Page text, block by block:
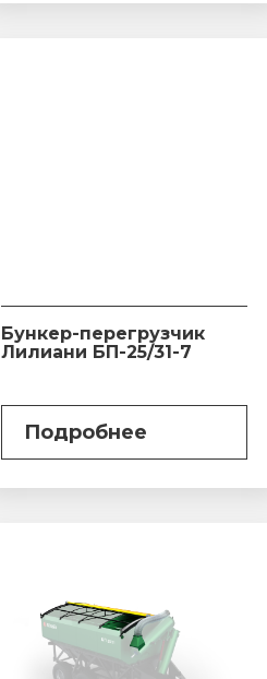
Бункер-перегрузчик
Лилиани БП-25/31-7
Подробнее